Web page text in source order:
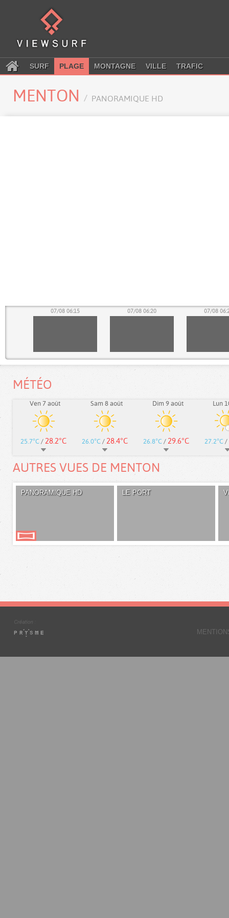
SURF PLAGE MONTAGNE VILLE TRAFIC
MENTON PANORAMIQUE HD
07/08 06:15 07/08 06:20 07/08
MÉTÉO
Ven 7 août
25.7°C / 28.2°C
Sam 8 août
26.0°C / 28.4°C
Dim 9 août
26.8°C / 29.6°C
Lun
27.2°C /
AUTRES VUES DE MENTON
PANORAMIQUE HD LE PORT